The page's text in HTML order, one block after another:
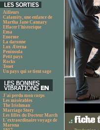
Ailleurs
Calamity, une enfance de
Martha Jane Cannary
Effacer l'historique
Ema
Enorme
La daronne
Lux Æterna
Peninsula
Petit pays
Rocks
Tenet
Un pays qui se tient sage
J'ai perdu mon corps
Les misérables
The Irishman
Marriage Story
Les filles du Docteur March
L'extraordinaire voyage de
Marona